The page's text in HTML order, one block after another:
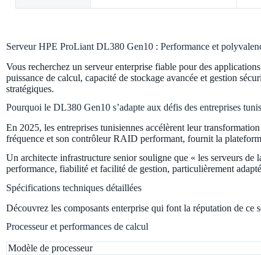
Serveur HPE ProLiant DL380 Gen10 : Performance et
Vous recherchez un serveur enterprise fiable pour des
puissance de calcul, capacité de stockage avancée et gestion
stratégiques.
Pourquoi le DL380 Gen10 s’adapte aux défis des entreprises
En 2025, les entreprises tunisiennes accélèrent leur
fréquence et son contrôleur RAID performant, fournit la
Un architecte infrastructure senior souligne que « les serveurs
performance, fiabilité et facilité de gestion, particulièrement
Spécifications techniques détaillées
Découvrez les composants enterprise qui font la réputation de ce
Processeur et performances de calcul
Modèle de processeur